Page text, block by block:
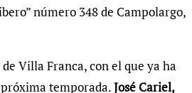
número 348 de Campolargo,
Villa Franca, con el que ya ha
temporada.José Cariel,